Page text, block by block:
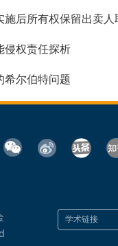
施后所有权保留出卖
侵权责任探析
希尔伯特问题